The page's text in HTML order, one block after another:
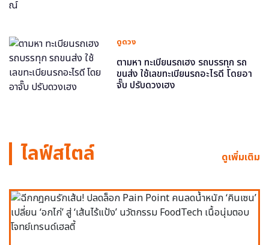
ดูดวง
ตามหา ทะเบียนรถเฮง รถบรรทุก รถ
ขนส่ง ใช้เลขทะเบียนรถอะไรดี โดยอา
จั๊บ ปรับดวงเฮง
ไลฟ์สไตล์ ดูเพิ่มเติม